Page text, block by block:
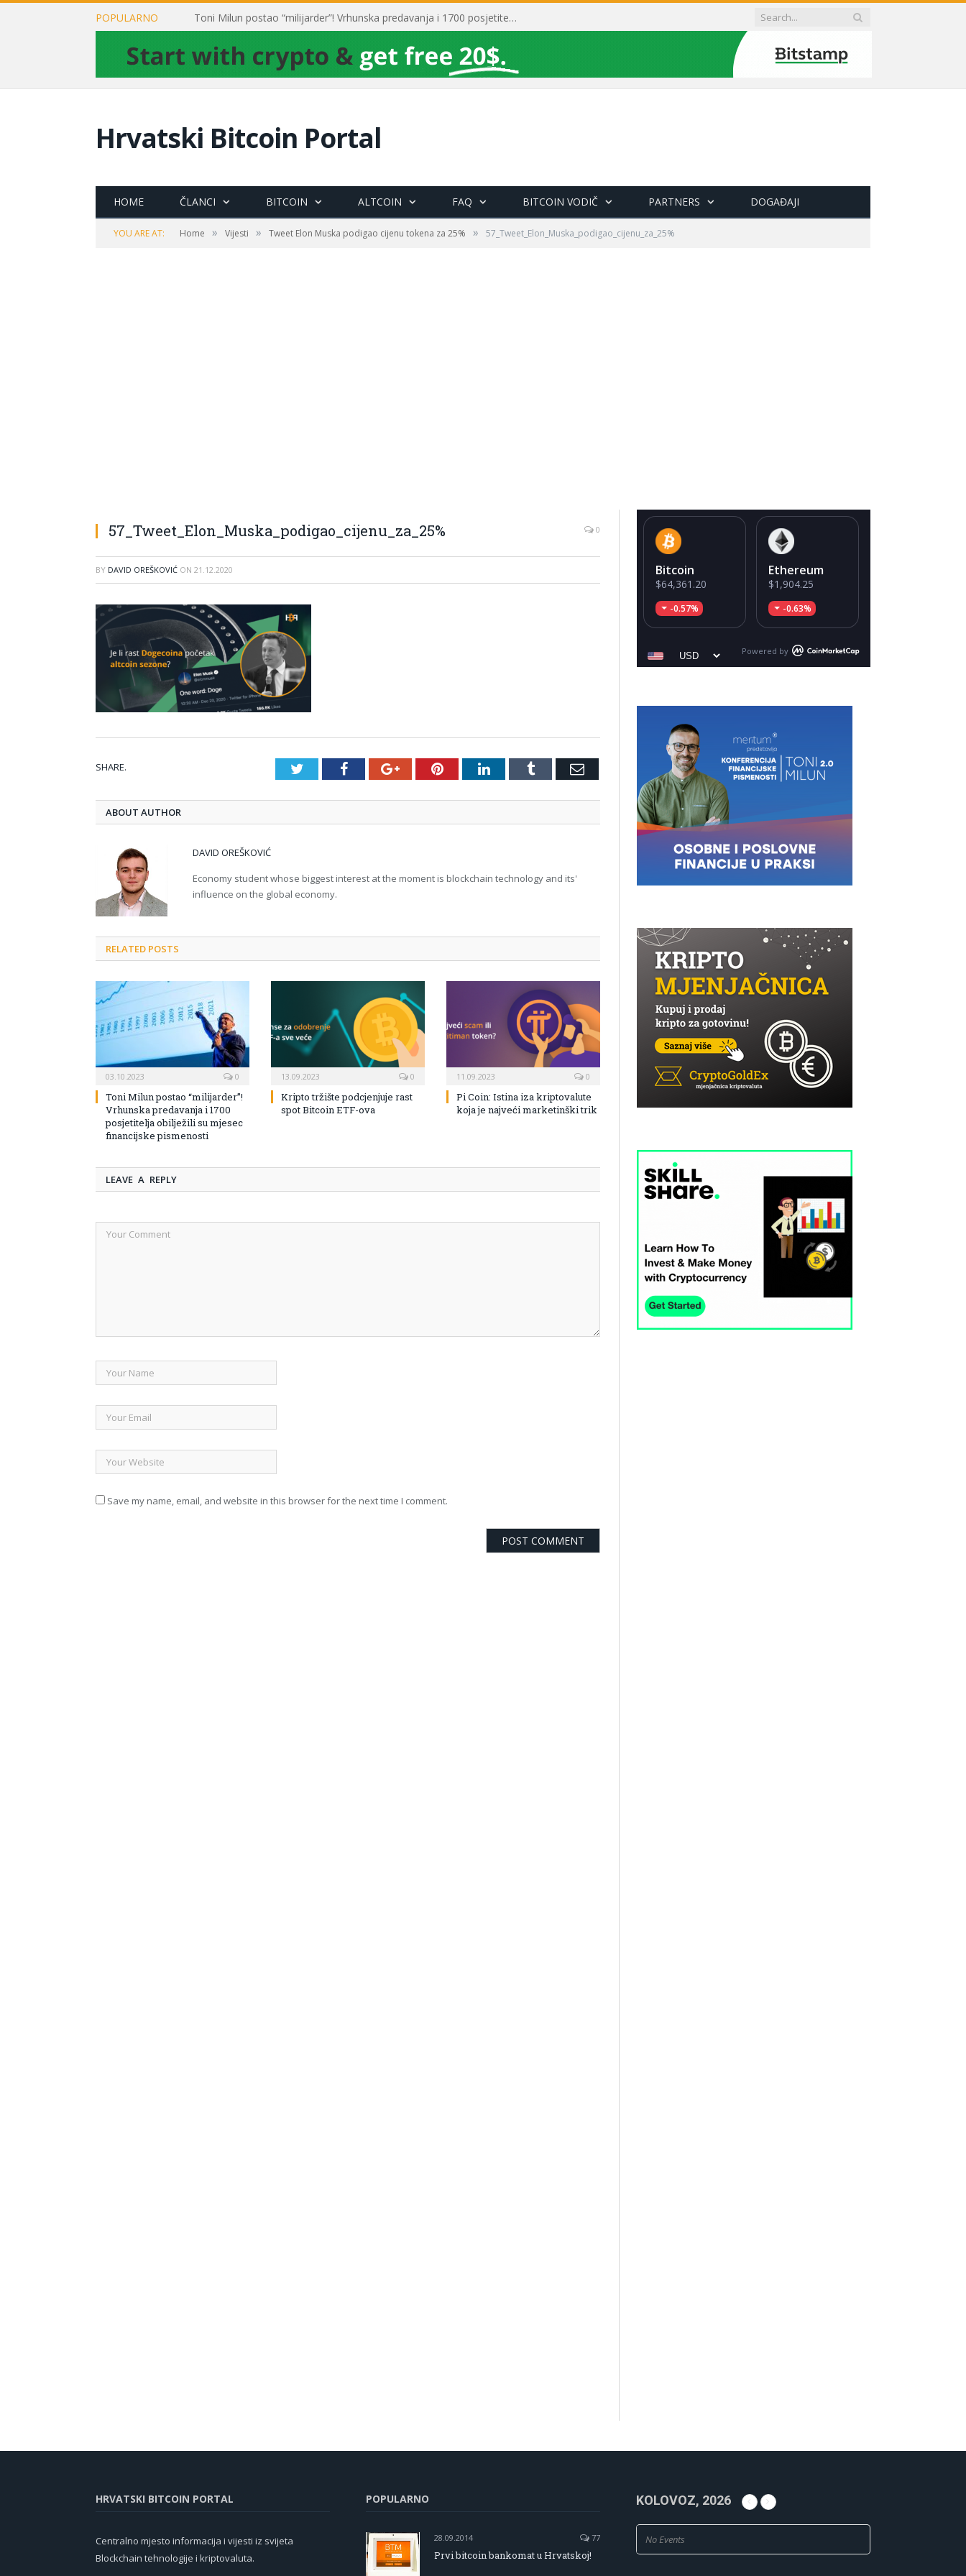
POPULARNO Toni Milun postao “milijarder”! Vrhunska predavanja i 1700 posjetitelja obilježili su mjesec financijske pismenosti
Hrvatski Bitcoin Portal
HOME ČLANCI BITCOIN ALTCOIN FAQ BITCOIN VODIČ PARTNERS DOGAĐAJI
YOU ARE AT: Home » Vijesti » Tweet Elon Muska podigao cijenu tokena za 25% » 57_Tweet_Elon_Muska_podigao_cijenu_za_25%
57_Tweet_Elon_Muska_podigao_cijenu_za_25% 0
BY DAVID OREŠKOVIĆ ON 21.12.2020
SHARE. TwitterFacebookGoogle+PinterestLinkedInTumblr Email
ABOUT AUTHOR
DAVID OREŠKOVIĆ
Economy student whose biggest interest at the moment is blockchain technology and its'
influence on the global economy.
RELATED POSTS
03.10.2023 0
Toni Milun postao “milijarder”!
Vrhunska predavanja i 1700
posjetitelja obilježili su mjesec
financijske pismenosti
13.09.2023 0
Kripto tržište podcjenjuje rast
spot Bitcoin ETF-ova
11.09.2023 0
Pi Coin: Istina iza kriptovalute
koja je najveći marketinški trik
LEAVE A REPLY
Save my name, email, and website in this browser for the next time I comment.
Bitcoin
$64,361.20
-0.57%
Ethereum
$1,904.25
-0.63%
Powered by
HRVATSKI BITCOIN PORTAL
Centralno mjesto informacija i vijesti iz svijeta
Blockchain tehnologije i kriptovaluta.
POPULARNO
28.09.2014 77
Prvi bitcoin bankomat u Hrvatskoj!
KOLOVOZ, 2026
No Events